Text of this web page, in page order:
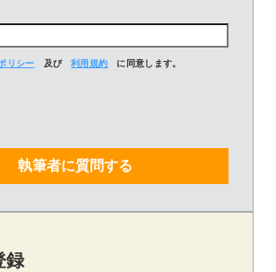
リシー 及び 利用規約 に同意します。
執筆者に質問する
録